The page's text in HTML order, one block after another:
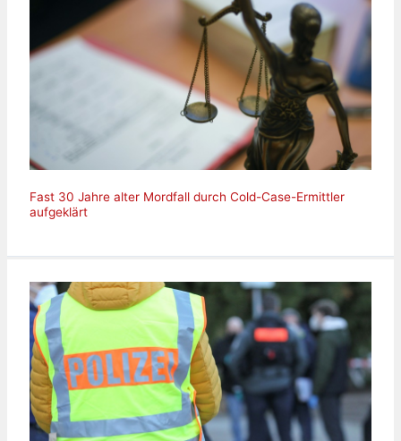
Fast 30 Jahre alter Mordfall durch Cold-Case-Ermittler
aufgeklärt